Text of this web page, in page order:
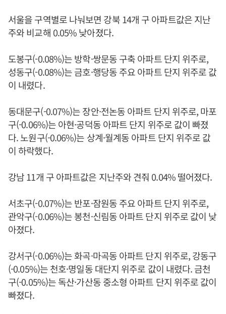
서울을 구역별로 나눠보면 강북 14개 구 아파트값은 지난
주와 비교해 0.05% 낮아졌다.
도봉구(-0.08%)는 방학·쌍문동 구축 아파트 단지 위주로,
성동구(-0.08%)는 금호·행당동 주요 아파트 단지 위주로 값
이 내렸다.
동대문구(-0.07%)는 장안·전논동 아파트 단지 위주로, 마포
구(-0.06%)는 아현·공덕동 아파트 단지 위주로 값이 빠졌
다. 노원구(-0.06%)는 상계·월계동 아파트 단지 위주로 값
이 하락했다.
강남 11개 구 아파트값은 지난주와 견줘 0.04% 떨어졌다.
서초구(-0.07%)는 반포·잠원동 주요 아파트 단지 위주로,
관악구(-0.06%)는 봉천·신림동 아파트 단지 위주로 값이 낮
아졌다.
강서구(-0.06%)는 화곡·마곡동 아파트 단지 위주로, 강동구
(-0.05%)는 천호·명일동 대단지 위주로 값이 내렸다. 금천
구(-0.05%)는 독산·가산동 중소형 아파트 단지 위주로 값이
빠졌다.